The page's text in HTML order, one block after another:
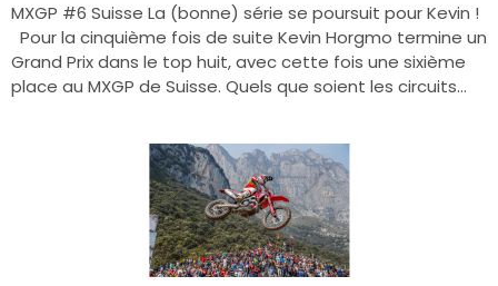
MXGP #6 Suisse La (bonne) série se poursuit pour Kevin !
Pour la cinquième fois de suite Kevin Horgmo termine un
Grand Prix dans le top huit, avec cette fois une sixième
place au MXGP de Suisse. Quels que soient les circuits...